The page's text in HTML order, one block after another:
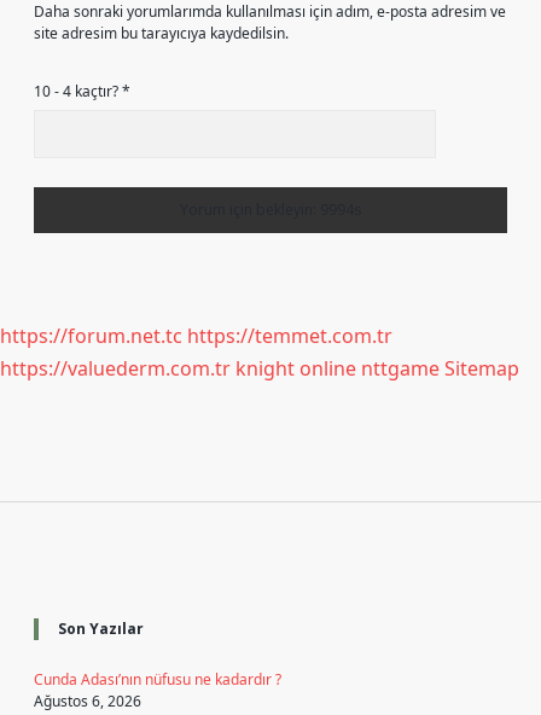
Daha sonraki yorumlarımda kullanılması için adım, e-posta adresim ve
site adresim bu tarayıcıya kaydedilsin.
10 - 4 kaçtır?*
https://forum.net.tc https://temmet.com.tr
https://valuederm.com.tr knight online nttgameSitemap
Son Yazılar
Cunda Adası’nın nüfusu ne kadardır ?
Ağustos 6, 2026